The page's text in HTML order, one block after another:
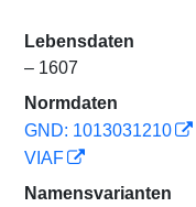
Lebensdaten
– 1607
Normdaten
GND: 1013031210
VIAF
Namensvarianten